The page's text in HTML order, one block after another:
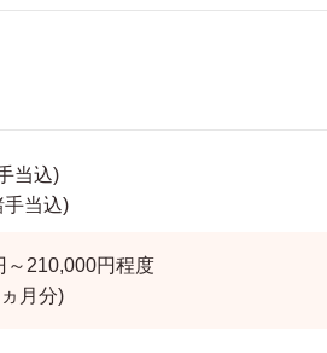
当込)
手当込)
～210,000円程度
月分)